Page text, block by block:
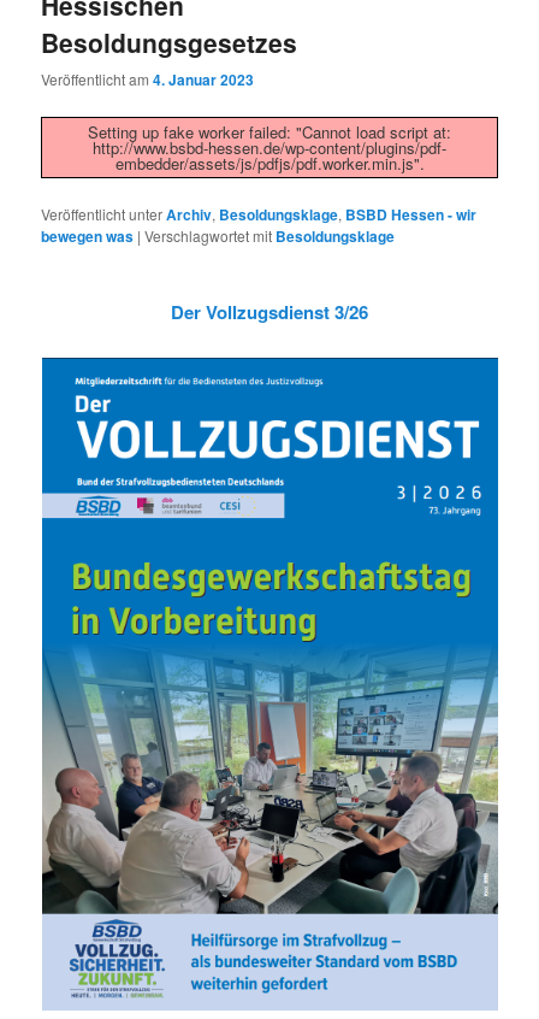
Besoldungsgesetzes
Veröffentlicht am4. Januar 2023
Setting up fake worker failed: "Cannot load script at:
http://www.bsbd-hessen.de/wp-content/plugins/pdf-
embedder/assets/js/pdfjs/pdf.worker.min.js".
Veröffentlicht unterArchiv, Besoldungsklage, BSBD Hessen - wir
bewegen was |Verschlagwortet mit Besoldungsklage
Der Vollzugsdienst 3/26